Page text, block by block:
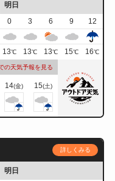
明日
0 3 6 9
12
13℃ 13℃ 13℃ 15℃ 16℃
の天気予報を見る
14(金) 15(土)
詳しくみる
明日